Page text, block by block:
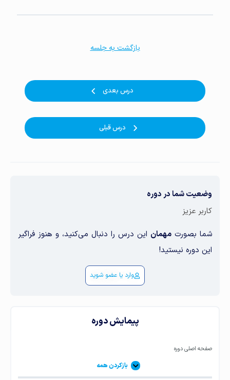
وضعیت شما در دوره
کاربر عزیز
شما بصورت مهمان این درس را دنبال می‌کنید، و هنوز فراگیر
این دوره نیستید!
وارد یا عضو شوید
پیمایش دوره
صفحه اصلی دوره
بازکردن همه
درس قبلی
بازگشت به جلسه
درس بعدی